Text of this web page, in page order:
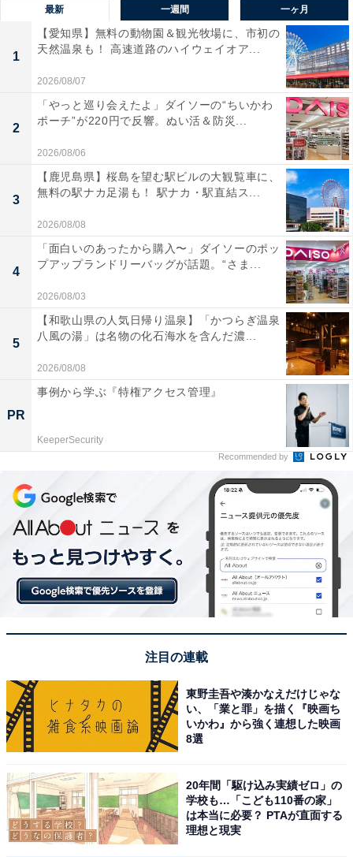
最新 一週間 一ヶ月
1
【愛知県】無料の動物園＆観光牧場に、市初の
天然温泉も！ 高速道路のハイウェイオア...
2026/08/07
2
「やっと巡り会えたよ」ダイソーの“ちいかわ
ポーチ”が220円で反響。ぬい活＆防災...
2026/08/06
3
【鹿児島県】桜島を望む駅ビルの大観覧車に、
無料の駅ナカ足湯も！ 駅ナカ・駅直結ス...
2026/08/08
4
「面白いのあったから購入〜」ダイソーのポッ
プアップランドリーバッグが話題。“さま...
2026/08/03
5
【和歌山県の人気日帰り温泉】「かつらぎ温泉
八風の湯」は名物の化石海水を含んだ濃...
2026/08/08
PR
事例から学ぶ『特権アクセス管理』
KeeperSecurity
Recommended by
注目の連載
東野圭吾や湊かなえだけじゃな
い、「業と罪」を描く『映画ち
いかわ』から強く連想した映画
8選
20年間「駆け込み実績ゼロ」の
学校も…「こども110番の家」
は本当に必要？ PTAが直面する
理想と現実